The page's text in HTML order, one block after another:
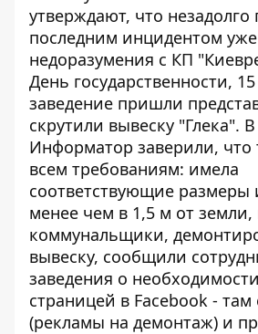
утверждают, что незадолго
последним инцидентом
недоразумения с КП
День государственности,
заведение пришли
скрутили вывеску "Глека".
Информатор заверили, что
всем требованиям: имела
соответствующие размеры
менее чем в 1,5 м от
коммунальщики,
вывеску, сообщили
заведения о
страницей в Facebook - там
(рекламы на демонтаж) и